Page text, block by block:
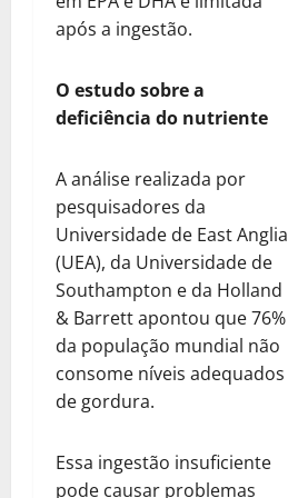
após a ingestão.
O estudo sobre a
deficiência do nutriente
A análise realizada por
pesquisadores da
Universidade de East Anglia
(UEA), da Universidade de
Southampton e da Holland
& Barrett apontou que 76%
da população mundial não
consome níveis adequados
de gordura.
Essa ingestão insuficiente
pode causar problemas